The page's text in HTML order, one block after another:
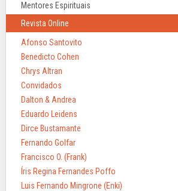
Mentores Espirituais
Revista Online
Afonso Santovito
Benedicto Cohen
Chrys Altran
Convidados
Dalton & Andrea
Eduardo Leidens
Dirce Bustamante
Fernando Golfar
Francisco O. (Frank)
Íris Regina Fernandes Poffo
Luis Fernando Mingrone (Enki)